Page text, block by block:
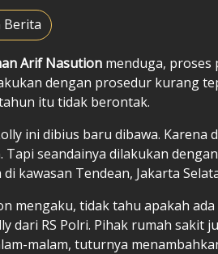
Berita
Arif Nasution menduga, proses
dengan prosedur kurang
itu tidak berontak.
ini dibius baru dibawa. Karena
Tapi seandainya dilakukan
kawasan Tendean, Jakarta
mengaku, tidak tahu apakah
dari RS Polri. Pihak rumah sakit
malam, tuturnya